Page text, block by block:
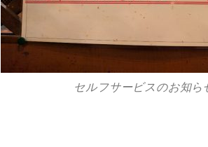
セルフサービスのお知ら